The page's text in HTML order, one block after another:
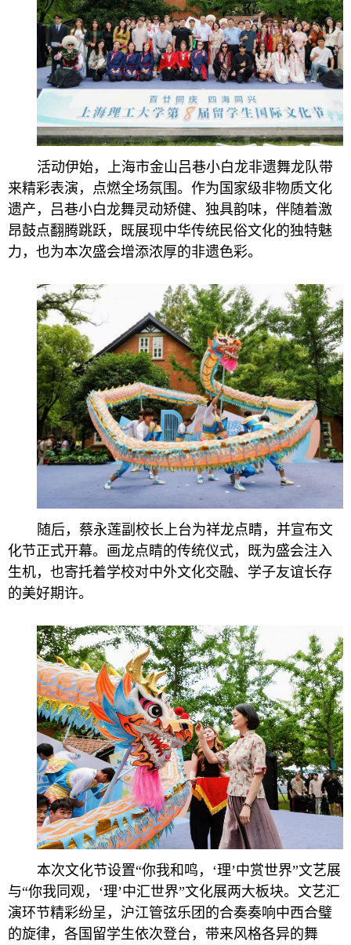
活动伊始，上海市金山吕巷小白龙非遗舞龙队带
来精彩表演，点燃全场氛围。作为国家级非物质文化
遗产，吕巷小白龙舞灵动矫健、独具韵味，伴随着激
昂鼓点翻腾跳跃，既展现中华传统民俗文化的独特魅
力，也为本次盛会增添浓厚的非遗色彩。
随后，蔡永莲副校长上台为祥龙点睛，并宣布文
化节正式开幕。画龙点睛的传统仪式，既为盛会注入
生机，也寄托着学校对中外文化交融、学子友谊长存
的美好期许。
本次文化节设置“你我和鸣，‘理’中赏世界”文艺展
与“你我同观，‘理’中汇世界”文化展两大板块。文艺汇
演环节精彩纷呈，沪江管弦乐团的合奏奏响中西合璧
的旋律，各国留学生依次登台，带来风格各异的舞